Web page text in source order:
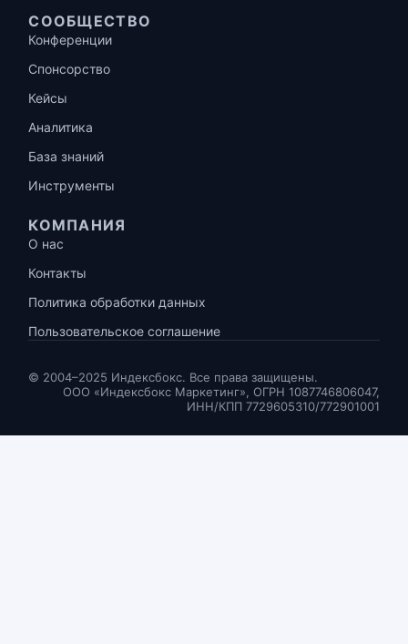
СООБЩЕСТВО
Конференции
Спонсорство
Кейсы
Аналитика
База знаний
Инструменты
КОМПАНИЯ
О нас
Контакты
Политика обработки данных
Пользовательское соглашение
© 2004–2025 Индексбокс. Все права защищены.
ООО «Индексбокс Маркетинг», ОГРН 1087746806047,
ИНН/КПП 7729605310/772901001